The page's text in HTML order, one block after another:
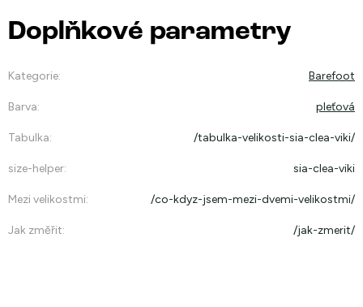
Doplňkové parametry
Kategorie: Barefoot
Barva: pleťová
Tabulka: /tabulka-velikosti-sia-clea-viki/
size-helper: sia-clea-viki
Mezi velikostmi: /co-kdyz-jsem-mezi-dvemi-velikostmi/
Jak změřit: /jak-zmerit/